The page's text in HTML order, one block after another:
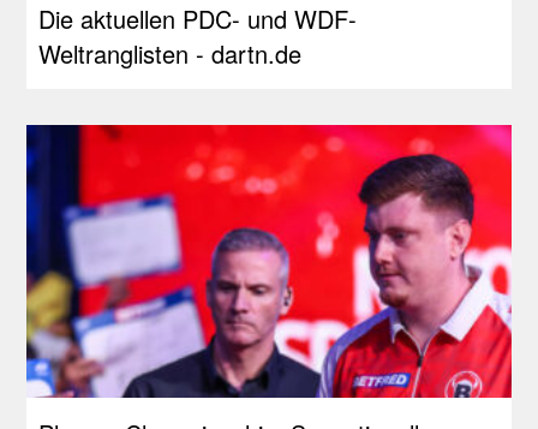
Die aktuellen PDC- und WDF-
Weltranglisten - dartn.de